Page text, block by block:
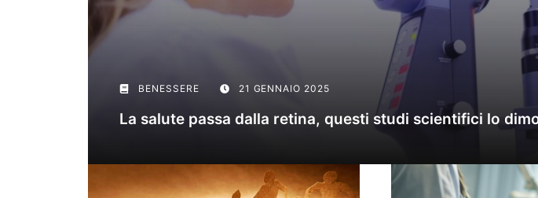
BENESSERE 21 GENNAIO 2025
La salute passa dalla retina, questi studi scientifici lo